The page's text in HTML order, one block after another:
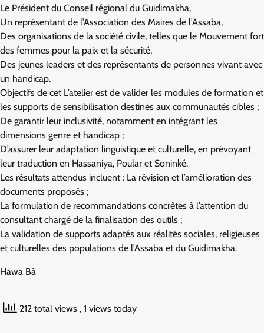
Le Président du Conseil régional du Guidimakha,
Un représentant de l’Association des Maires de l’Assaba,
Des organisations de la société civile, telles que le Mouvement fort
des femmes pour la paix et la sécurité,
Des jeunes leaders et des représentants de personnes vivant avec
un handicap.
Objectifs de cet L’atelier est de valider les modules de formation et
les supports de sensibilisation destinés aux communautés cibles ;
De garantir leur inclusivité, notamment en intégrant les
dimensions genre et handicap ;
D’assurer leur adaptation linguistique et culturelle, en prévoyant
leur traduction en Hassaniya, Poular et Soninké.
Les résultats attendus incluent : La révision et l’amélioration des
documents proposés ;
La formulation de recommandations concrètes à l’attention du
consultant chargé de la finalisation des outils ;
La validation de supports adaptés aux réalités sociales, religieuses
et culturelles des populations de l’Assaba et du Guidimakha.
Hawa Bâ
212 total views , 1 views today